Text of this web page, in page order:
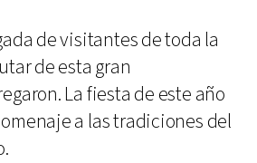
de visitantes de toda la
de esta gran
La fiesta de este año
a las tradiciones del